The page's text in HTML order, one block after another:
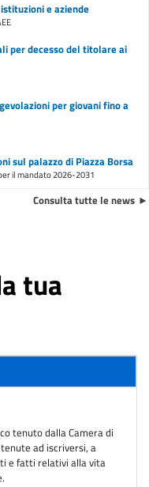
e aziende
per decesso del titolare ai
per giovani fino a
sul palazzo di Piazza Borsa
il mandato 2026-2031
di piazza Borsa dal 9
sede di Conegliano
economici
Consulta tutte le news
tua
tenuto dalla Camera di
ad iscriversi, a
e fatti relativi alla vita